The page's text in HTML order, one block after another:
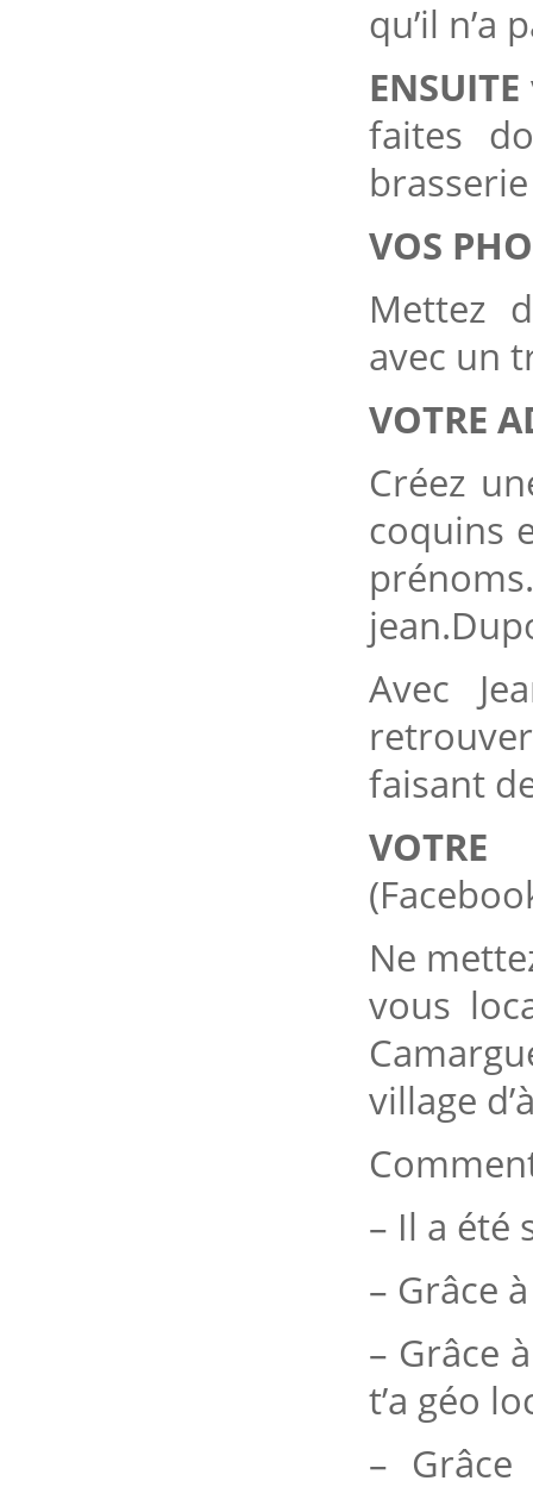
qu’il n’a
ENSUITE
faites
VOS
Mettez
avec un
VOTRE
Créez
coquins
Avec
faisant
Ne
vous
village
– Il a été
– Grâce
– Grâce
t’a géo
–